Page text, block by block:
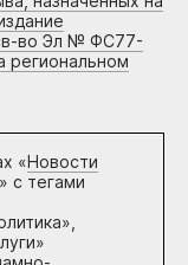
во Эл № ФС77-
региональном
«Новости
» с тегами